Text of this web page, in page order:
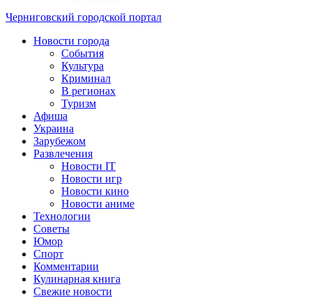
Черниговский городской портал
Новости города
События
Культура
Криминал
В регионах
Туризм
Афиша
Украина
Зарубежом
Развлечения
Новости IT
Новости игр
Новости кино
Новости аниме
Технологии
Советы
Юмор
Спорт
Комментарии
Кулинарная книга
Свежие новости